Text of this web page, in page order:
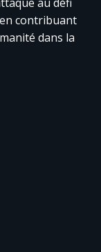
contribuant
dans la